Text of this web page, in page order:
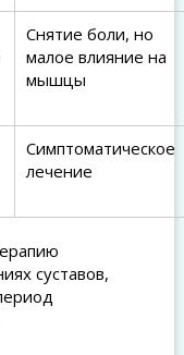
Снятие боли, но
малое влияние на
мышцы
Симптоматическое
лечение
суставов,